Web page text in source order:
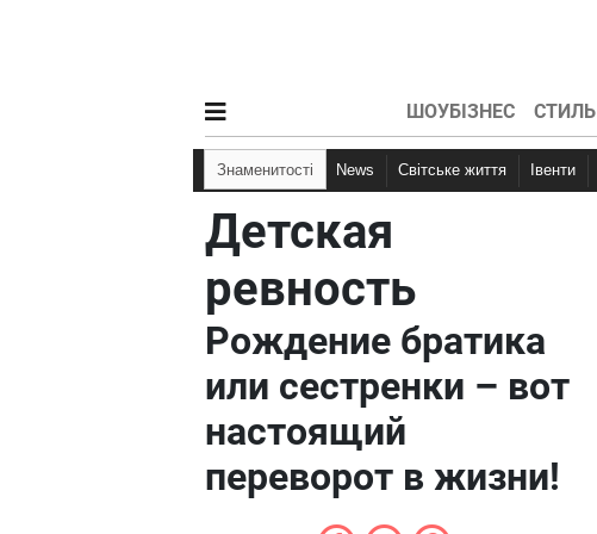
ШОУБІЗНЕС СТИЛЬ
Знаменитості News Світське життя Івенти
Детская
ревность
Рождение братика
или сестренки – вот
настоящий
переворот в жизни!